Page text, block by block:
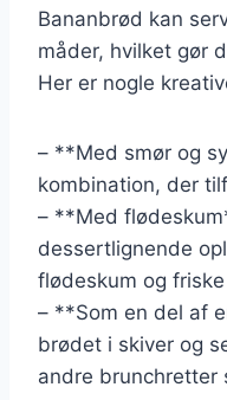
Bananbrød kan
måder, hvilket gør
Her er nogle
– **Med smør og
kombination, der
– **Med
dessertlignende
flødeskum og
– **Som en del af
brødet i skiver og
andre